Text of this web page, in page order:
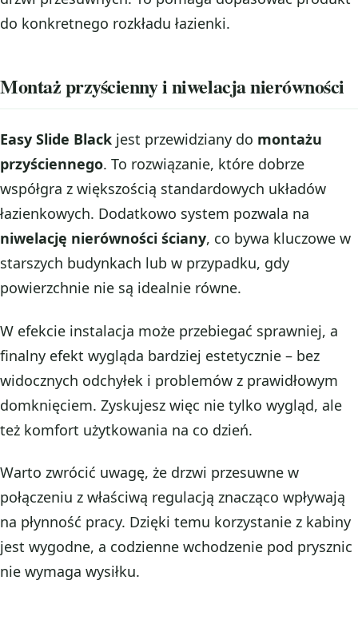
do konkretnego rozkładu łazienki.
Montaż przyścienny i niwelacja nierówności
Easy Slide Black jest przewidziany do montażu
przyściennego. To rozwiązanie, które dobrze
współgra z większością standardowych układów
łazienkowych. Dodatkowo system pozwala na
niwelację nierówności ściany, co bywa kluczowe w
starszych budynkach lub w przypadku, gdy
powierzchnie nie są idealnie równe.
W efekcie instalacja może przebiegać sprawniej, a
finalny efekt wygląda bardziej estetycznie – bez
widocznych odchyłek i problemów z prawidłowym
domknięciem. Zyskujesz więc nie tylko wygląd, ale
też komfort użytkowania na co dzień.
Warto zwrócić uwagę, że drzwi przesuwne w
połączeniu z właściwą regulacją znacząco wpływają
na płynność pracy. Dzięki temu korzystanie z kabiny
jest wygodne, a codzienne wchodzenie pod prysznic
nie wymaga wysiłku.